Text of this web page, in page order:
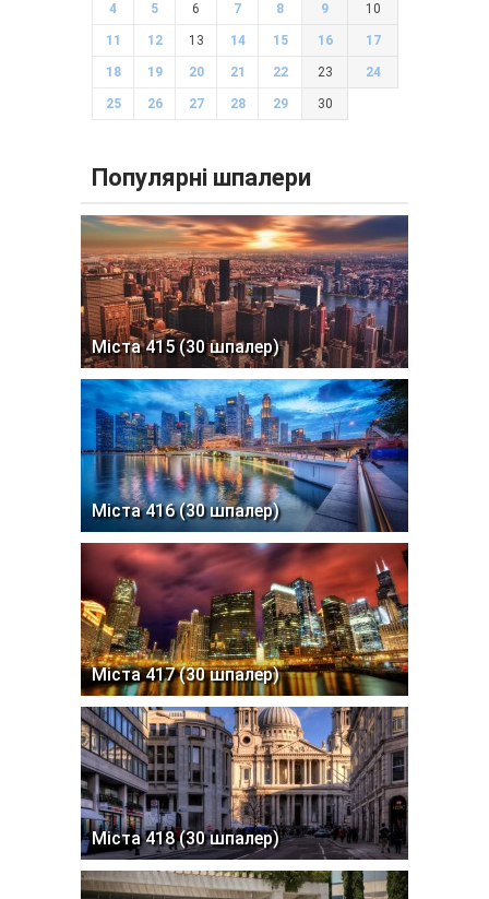
4 5 6 7 8 9 10
11 12 13 14 15 16 17
18 19 20 21 22 23 24
25 26 27 28 29 30
Популярні шпалери
Міста 415 (30 шпалер)
Міста 416 (30 шпалер)
Міста 417 (30 шпалер)
Міста 418 (30 шпалер)